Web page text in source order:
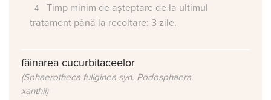
Timp minim de așteptare de la ultimul
tratament până la recoltare: 3 zile.
făinarea cucurbitaceelor
(Sphaerotheca fuliginea syn. Podosphaera
xanthii)